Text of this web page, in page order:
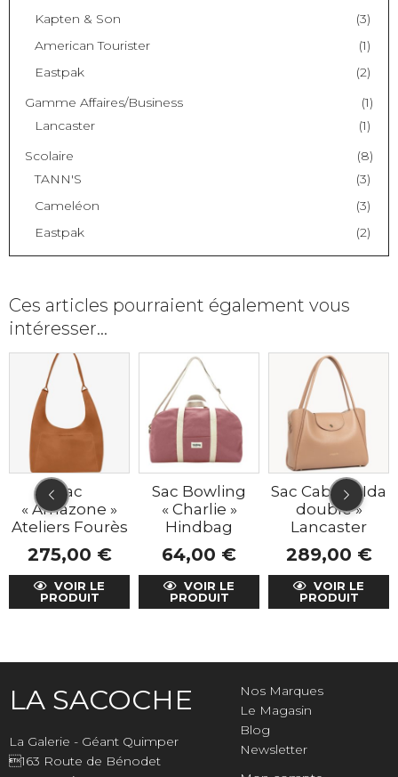
Kapten & Son
(3)
American Tourister
(1)
Eastpak
(2)
Gamme Affaires/Business
(1)
Lancaster
(1)
Scolaire
(8)
TANN'S
(3)
Cameléon
(3)
Eastpak
(2)
Ces articles pourraient également vous
intéresser…
Sac
« Amazone »
Ateliers Fourès
275,00 €
VOIR LE
PRODUIT
Sac Bowling
« Charlie »
Hindbag
64,00 €
VOIR LE
PRODUIT
Sac Cabas « Ida
double »
Lancaster
289,00 €
VOIR LE
PRODUIT
LA SACOCHE
La Galerie - Géant Quimper
163 Route de Bénodet
Nos Marques
Le Magasin
Blog
Newsletter